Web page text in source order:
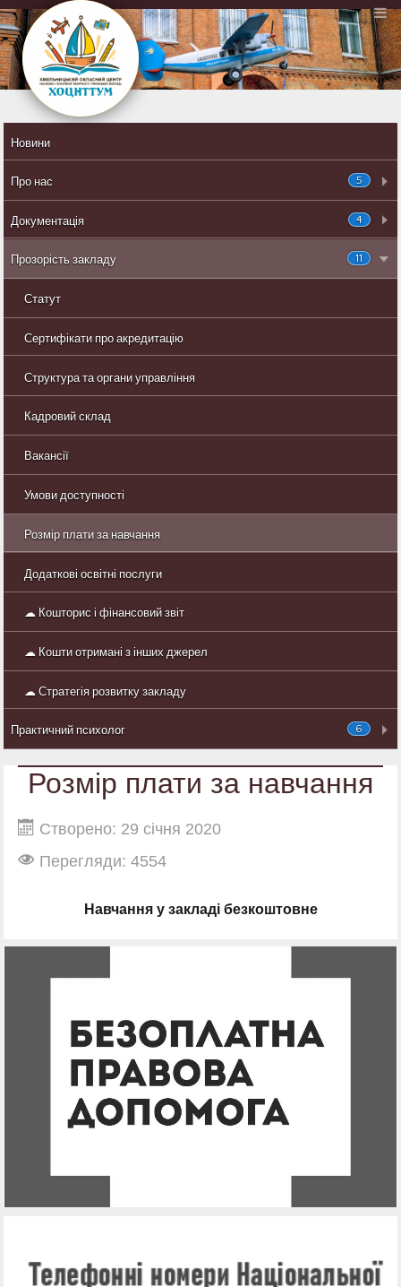
Новини
5
Про нас
4
Документація
11
Прозорість закладу
Статут
Сертифікати про акредитацію
Структура та органи управління
Кадровий склад
Вакансії
Умови доступності
Розмір плати за навчання
Додаткові освітні послуги
☁ Кошторис і фінансовий звіт
☁ Кошти отримані з інших джерел
☁ Стратегія розвитку закладу
6
Практичний психолог
Розмір плати за навчання
Створено: 29 січня 2020
Перегляди: 4554
Навчання у закладі безкоштовне